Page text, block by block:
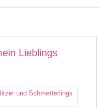
Lieblings